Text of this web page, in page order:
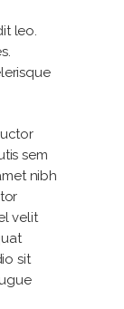
leo.
sem
nibh
velit
sit